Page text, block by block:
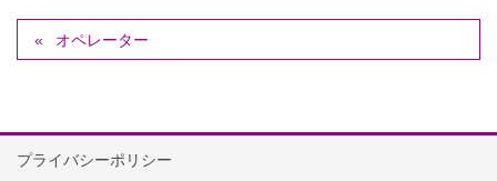
オペレーター
プライバシーポリシー